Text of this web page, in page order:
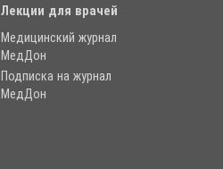
Лекции для врачей
Медицинский журнал
МедДон
Подписка на журнал
МедДон